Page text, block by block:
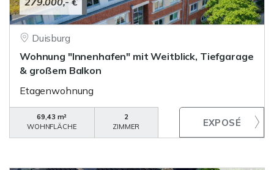
Duisburg
Wohnung "Innenhafen" mit Weitblick, Tiefgarage
& großem Balkon
Etagenwohnung
69,43 m²
WOHNFLÄCHE
2
ZIMMER